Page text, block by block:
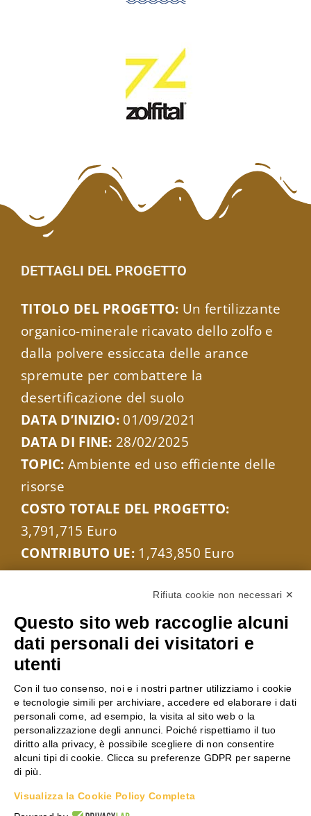
DETTAGLI DEL PROGETTO
TITOLO DEL PROGETTO: Un fertilizzante
organico-minerale ricavato dello zolfo e
dalla polvere essiccata delle arance
spremute per combattere la
desertificazione del suolo
DATA D’INIZIO: 01/09/2021
DATA DI FINE: 28/02/2025
TOPIC: Ambiente ed uso efficiente delle
risorse
COSTO TOTALE DEL PROGETTO:
3,791,715 Euro
CONTRIBUTO UE: 1,743,850 Euro
Con il contributo del programma LIFE
COORDINATORE DEL PROGETTO
Antonio Scialletti
Telefono:+39 0331 864841
Rifiuta cookie non necessari ✕
Questo sito web raccoglie alcuni
dati personali dei visitatori e
utenti
Con il tuo consenso, noi e i nostri partner utilizziamo i cookie
e tecnologie simili per archiviare, accedere ed elaborare i dati
personali come, ad esempio, la visita al sito web o la
personalizzazione degli annunci. Poiché rispettiamo il tuo
diritto alla privacy, è possibile scegliere di non consentire
alcuni tipi di cookie. Clicca su preferenze GDPR per saperne
di più.
Visualizza la Cookie Policy Completa